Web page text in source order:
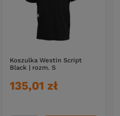
Koszulka Westin Script
Black | rozm. S
135,01 zł